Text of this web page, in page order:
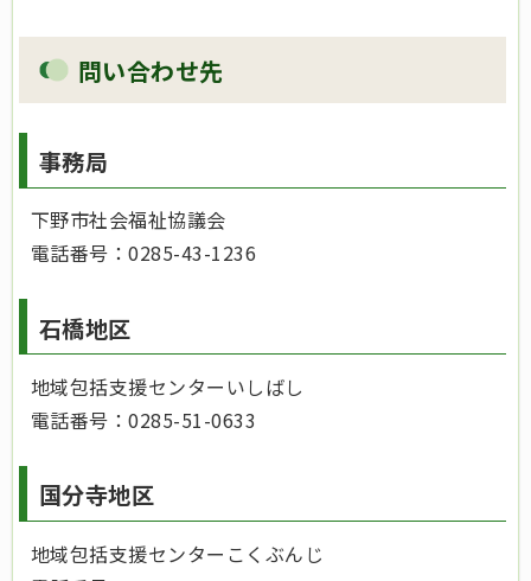
問い合わせ先
事務局
下野市社会福祉協議会
電話番号：0285-43-1236
石橋地区
地域包括支援センターいしばし
電話番号：0285-51-0633
国分寺地区
地域包括支援センターこくぶんじ